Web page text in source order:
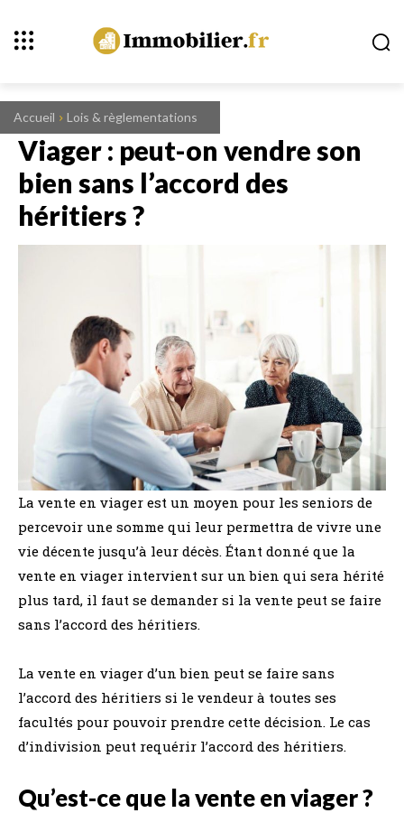
Accueil Lois & règlementations
Viager : peut-on vendre son
bien sans l’accord des
héritiers ?
La vente en viager est un moyen pour les seniors de
percevoir une somme qui leur permettra de vivre une
vie décente jusqu’à leur décès. Étant donné que la
vente en viager intervient sur un bien qui sera hérité
plus tard, il faut se demander si la vente peut se faire
sans l’accord des héritiers.
La vente en viager d’un bien peut se faire sans
l’accord des héritiers si le vendeur à toutes ses
facultés pour pouvoir prendre cette décision. Le cas
d’indivision peut requérir l’accord des héritiers.
Qu’est-ce que la vente en viager ?